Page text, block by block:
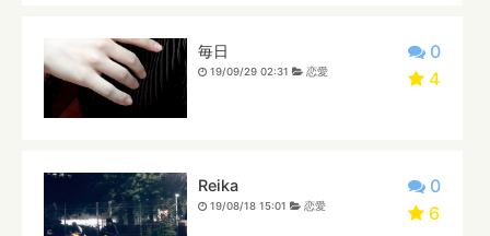
0
4
毎日
19/09/29 02:31 恋愛
0
6
Reika
19/08/18 15:01 恋愛